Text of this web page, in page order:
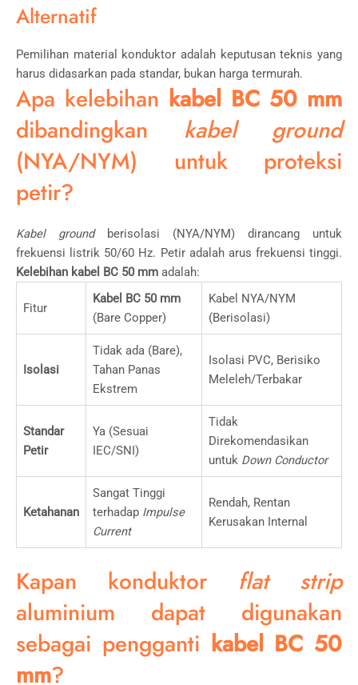
Alternatif
Pemilihan material konduktor adalah keputusan teknis yang
harus didasarkan pada standar, bukan harga termurah.
Apa kelebihan kabel BC 50 mm
dibandingkan kabel ground
(NYA/NYM) untuk proteksi
petir?
Kabel groundberisolasi (NYA/NYM) dirancang untuk
frekuensi listrik 50/60 Hz. Petir adalah arus frekuensi tinggi.
Kelebihan kabel BC 50 mm adalah:
Fitur
Kabel BC 50 mm
(Bare Copper)
Kabel NYA/NYM
(Berisolasi)
Isolasi
Tidak ada (Bare),
Tahan Panas
Ekstrem
Isolasi PVC, Berisiko
Meleleh/Terbakar
Standar
Petir
Ya (Sesuai
IEC/SNI)
Tidak
Direkomendasikan
untuk Down Conductor
Ketahanan
Sangat Tinggi
terhadap Impulse
Current
Rendah, Rentan
Kerusakan Internal
Kapan konduktor flat strip
aluminium dapat digunakan
sebagai pengganti kabel BC 50
mm?